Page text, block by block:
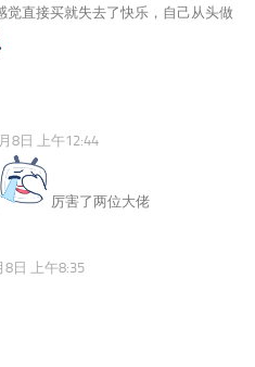
觉直接买就失去了快乐，自己从头做
8日 上午12:44
厉害了两位大佬
8日 上午8:35